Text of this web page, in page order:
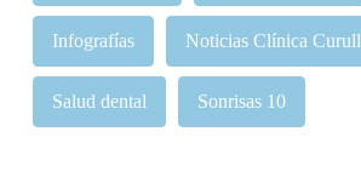
Infografías Noticias Clínica Curull
Salud dental Sonrisas 10